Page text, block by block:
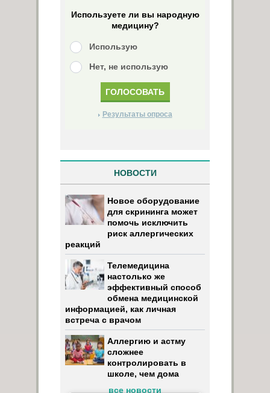
Используете ли вы народную
медицину?
Использую
Нет, не использую
Результаты опроса
НОВОСТИ
Новое оборудование
для скрининга может
помочь исключить
риск аллергических
реакций
Телемедицина
настолько же
эффективный способ
обмена медицинской
информацией, как личная
встреча с врачом
Аллергию и астму
сложнее
контролировать в
школе, чем дома
все новости